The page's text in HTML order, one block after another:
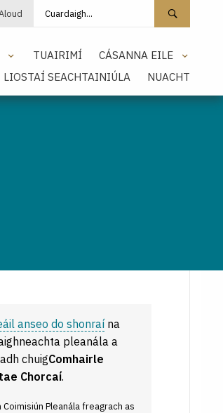
Cuardaigh láithreán
TUAIRIMÍ
CÁSANNA EILE
LIOSTAÍ SEACHTAINIÚLA
NUACHT
anseo do shonraí na
pleanála a
chuigComhairle
Chorcaí.
Coimisiún Pleanála freagrach as